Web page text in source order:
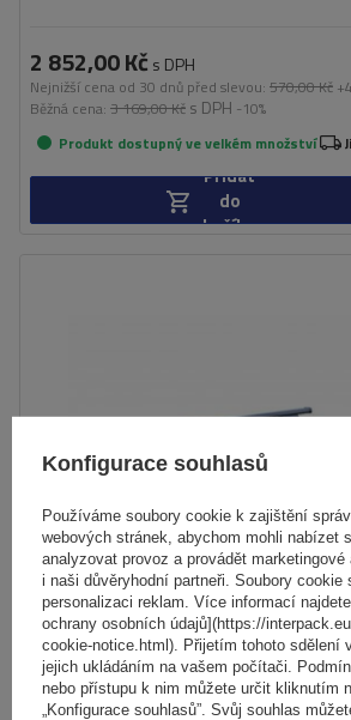
2 852,00 Kč s DPH
Nejnižší cena od 30 dnů před slevou: 570,00 Kč
Běžná cena: 3 169,00 Kč s DPH -10%
Produkt dostupný ve velkém množství
Přidat
do
košíku
Střešní nosič G3 CL 61.110
integrované ocelové zábradlí
Konfigurace souhlasů
Používáme soubory cookie k zajištění
webových stránek, abychom mohli nabízet
analyzovat provoz a provádět
i naši důvěryhodní partneři. Soubory cookie
personalizaci reklam. Více informací
ochrany osobních údajů](https://
cookie-notice.html). Přijetím tohoto sdělení
jejich ukládáním na vašem počítači.
nebo přístupu k nim můžete určit kliknutím
„Konfigurace souhlasů”. Svůj souhlas